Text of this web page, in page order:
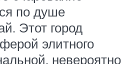
по душе
Этот город
элитного
невероятно